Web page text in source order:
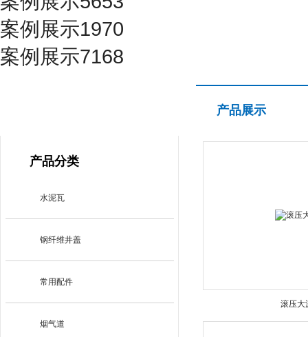
案例展示1970
案例展示7168
产品分类
水泥瓦
钢纤维井盖
常用配件
烟气道
产品展示
滚压大